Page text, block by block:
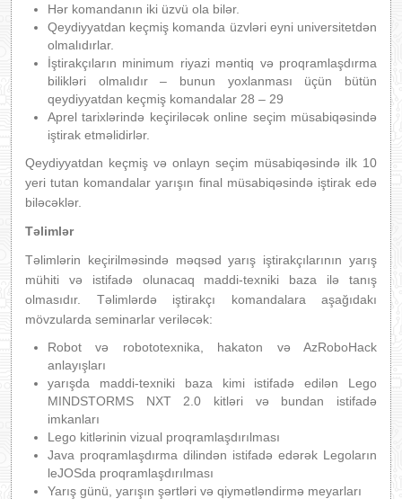
Hər komandanın iki üzvü ola bilər.
Qeydiyyatdan keçmiş komanda üzvləri eyni universitetdən
olmalıdırlar.
İştirakçıların minimum riyazi məntiq və proqramlaşdırma
bilikləri olmalıdır – bunun yoxlanması üçün bütün
qeydiyyatdan keçmiş komandalar 28 – 29
Aprel tarixlərində keçiriləcək online seçim müsabiqəsində
iştirak etməlidirlər.
Qeydiyyatdan keçmiş və onlayn seçim müsabiqəsində ilk 10
yeri tutan komandalar yarışın final müsabiqəsində iştirak edə
biləcəklər.
Təlimlər
Təlimlərin keçirilməsində məqsəd yarış iştirakçılarının yarış
mühiti və istifadə olunacaq maddi-texniki baza ilə tanış
olmasıdır. Təlimlərdə iştirakçı komandalara aşağıdakı
mövzularda seminarlar veriləcək:
Robot və robototexnika, hakaton və AzRoboHack
anlayışları
yarışda maddi-texniki baza kimi istifadə edilən Lego
MINDSTORMS NXT 2.0 kitləri və bundan istifadə
imkanları
Lego kitlərinin vizual proqramlaşdırılması
Java proqramlaşdırma dilindən istifadə edərək Legoların
leJOSda proqramlaşdırılması
Yarış günü, yarışın şərtləri və qiymətləndirmə meyarları